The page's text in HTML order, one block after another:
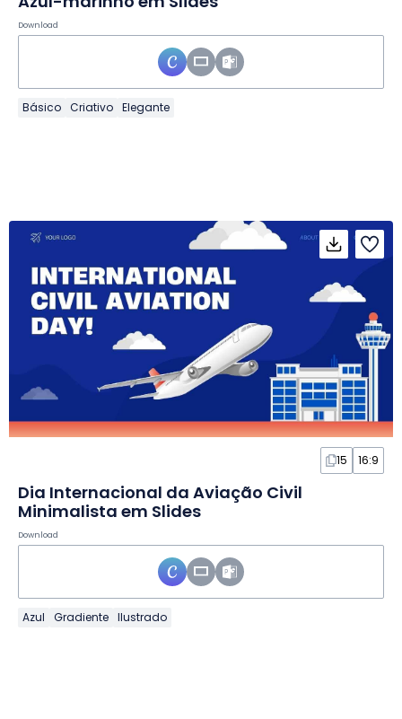
Download
Básico Criativo Elegante
15 16:9
Dia Internacional da Aviação Civil
Minimalista em Slides
Download
Azul Gradiente Ilustrado